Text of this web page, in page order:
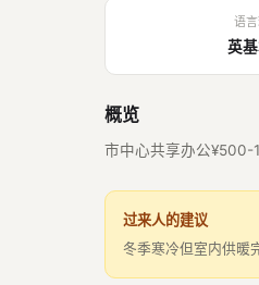
语
英
概览
市中心共享办公¥500-
过来人的建议
冬季寒冷但室内供暖